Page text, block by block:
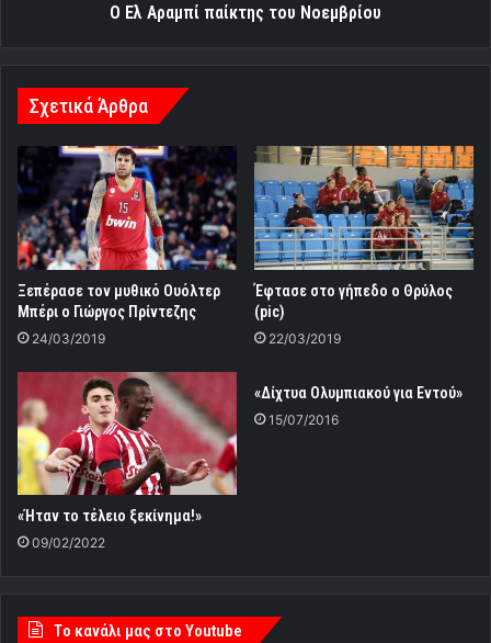
Ο Ελ Αραμπί παίκτης του Νοεμβρίου
Σχετικά Άρθρα
Ξεπέρασε τον μυθικό Ουόλτερ
Μπέρι ο Γιώργος Πρίντεζης
24/03/2019
Έφτασε στο γήπεδο ο Θρύλος
(pic)
22/03/2019
«Ήταν το τέλειο ξεκίνημα!»
09/02/2022
«Δίχτυα Ολυμπιακού για Εντού»
15/07/2016
Tο κανάλι μας στο Youtube